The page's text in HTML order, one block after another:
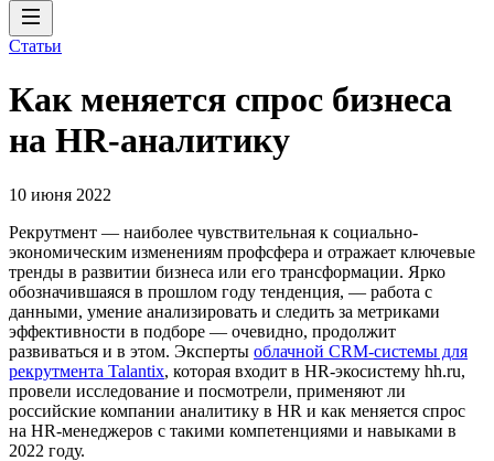
Статьи
Как меняется спрос бизнеса
на HR-аналитику
10 июня 2022
Рекрутмент — наиболее чувствительная к социально-
экономическим изменениям профсфера и отражает ключевые
тренды в развитии бизнеса или его трансформации. Ярко
обозначившаяся в прошлом году тенденция, — работа c
данными, умение анализировать и следить за метриками
эффективности в подборе — очевидно, продолжит
развиваться и в этом. Эксперты облачной CRM-системы для
рекрутмента Talantix, которая входит в HR-экосистему hh.ru,
провели исследование и посмотрели, применяют ли
российские компании аналитику в HR и как меняется спрос
на HR-менеджеров с такими компетенциями и навыками в
2022 году.